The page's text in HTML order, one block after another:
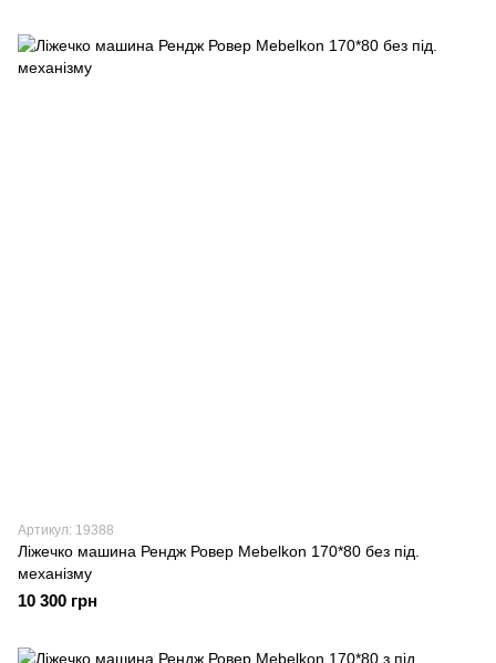
Артикул: 19388
Ліжечко машина Рендж Ровер Mebelkon 170*80 без під.
механізму
10 300 грн